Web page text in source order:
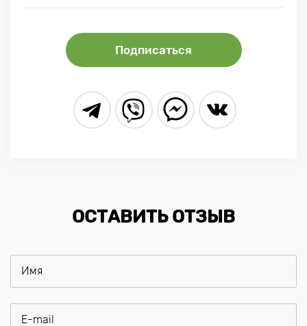
Подписаться
ОСТАВИТЬ ОТЗЫВ